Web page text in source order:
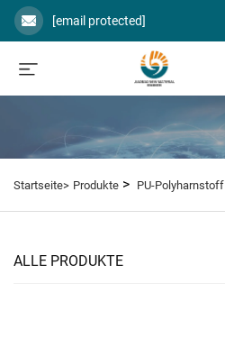
[email protected]
Startseite> Produkte > PU-Polyharnstoff
ALLE PRODUKTE